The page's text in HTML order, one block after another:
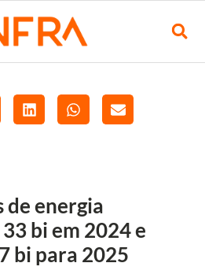
energia
bi em 2024 e
bi para 2025